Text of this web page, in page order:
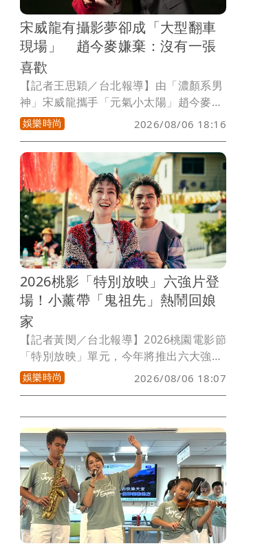
李雅英挑戰水中熱舞遇阻
李皓禎、檸檬慘變「打水3人
娛樂時尚
宋威龍有攝影夢卻成「大型翻車
現場」 趙今麥嫌棄：沒有一張
喜歡
【記者王思穎／台北報導】由「濃顏系男
神」宋威龍攜手「元氣小太陽」趙今麥主
演的療癒愛情劇《驕陽似我》，融合青春
校園暗戀與職場重逢的浪漫設定，CP感十
足。拍戲期間他們經常互當彼此的御用攝
影師，不過宋威龍的拍照技術屢遭趙今麥
嫌棄，笑虧「他說他抓拍的是情緒，但抓
拍的都不對」，更直言幾乎沒有一張照片
讓自己滿意。
娛樂時尚 2026/08/06 18:16
2026桃影「特別放映」六強片登
場！小薰帶「鬼祖先」熱鬧回娘
家
【記者黃閔／台北報導】2026桃園電影節
「特別放映」單元，今年將推出六大強
片，主題橫跨閩南、客家、眷村、原住
民、國際以及兩岸等六大面向，精心呼應
不僅洪都拉斯、牧森會隨新片《大仙尪
仔》亮相桃園電影節作台灣首映，前影展
大使小薰（黃瀞怡）也將帶著她的喜劇新
作《怎麼可能我家的祖先是你家的鬼》回
桃影娘家熱鬧首映
娛樂時尚 2026/08/06 18:07